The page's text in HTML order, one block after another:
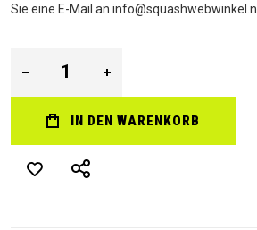
Sie eine E-Mail an
IN DEN WARENKORB